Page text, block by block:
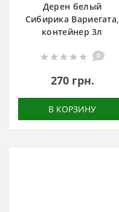
Дерен белый
Сибирика Вариегата,
контейнер 3л
0
270 грн.
В КОРЗИНУ